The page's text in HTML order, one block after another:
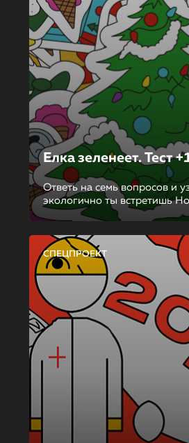
Елка зеленеет. Тест
Ответь на семь вопросов и
экологично ты встретишь
СПЕЦПРОЕКТ